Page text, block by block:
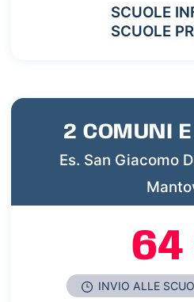
SCUOLE
SCUOLE
2 COMUNI
Es. San Giacomo
64
INVIO ALLE